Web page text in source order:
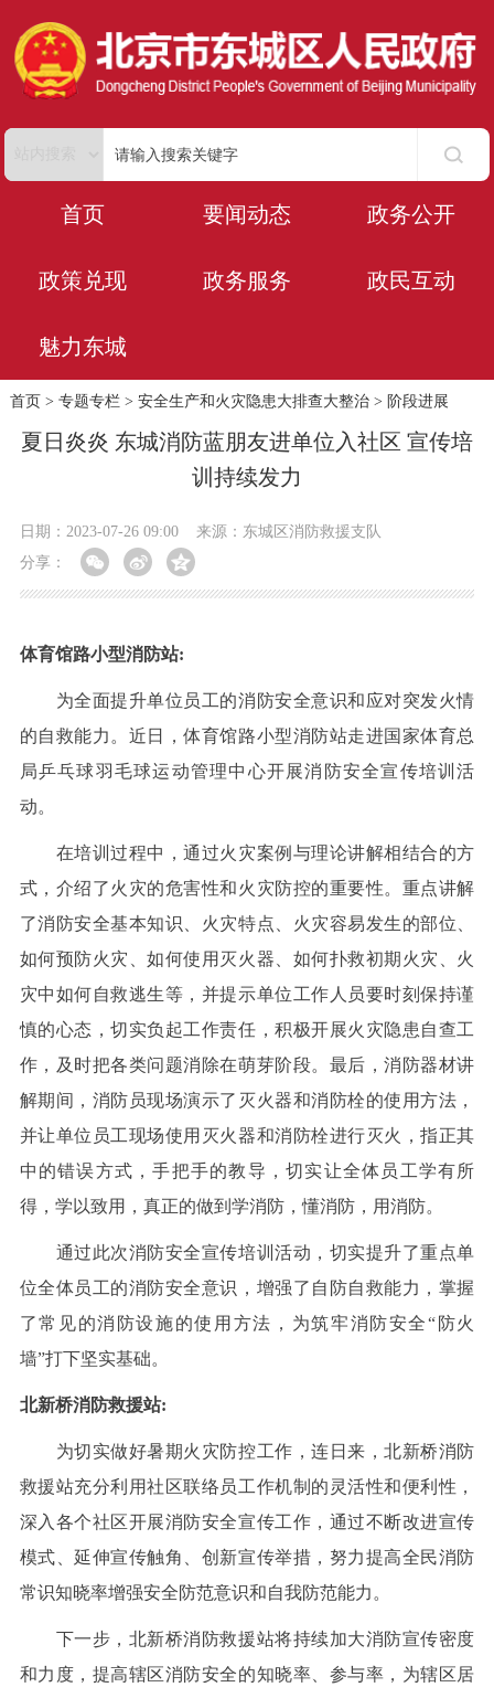
首页 要闻动态 政务公开
政策兑现 政务服务 政民互动
魅力东城
首页 > 专题专栏> 安全生产和火灾隐患大排查大整治> 阶段进展
夏日炎炎 东城消防蓝朋友进单位入社区 宣传培
训持续发力
日期：2023-07-26 09:00
来源：东城区消防救援支队
分享：
体育馆路小型消防站:
为全面提升单位员工的消防安全意识和应对突发火情
的自救能力。近日，体育馆路小型消防站走进国家体育总
局乒乓球羽毛球运动管理中心开展消防安全宣传培训活
动。
在培训过程中，通过火灾案例与理论讲解相结合的方
式，介绍了火灾的危害性和火灾防控的重要性。重点讲解
了消防安全基本知识、火灾特点、火灾容易发生的部位、
如何预防火灾、如何使用灭火器、如何扑救初期火灾、火
灾中如何自救逃生等，并提示单位工作人员要时刻保持谨
慎的心态，切实负起工作责任，积极开展火灾隐患自查工
作，及时把各类问题消除在萌芽阶段。最后，消防器材讲
解期间，消防员现场演示了灭火器和消防栓的使用方法，
并让单位员工现场使用灭火器和消防栓进行灭火，指正其
中的错误方式，手把手的教导，切实让全体员工学有所
得，学以致用，真正的做到学消防，懂消防，用消防。
通过此次消防安全宣传培训活动，切实提升了重点单
位全体员工的消防安全意识，增强了自防自救能力，掌握
了常见的消防设施的使用方法，为筑牢消防安全“防火
墙”打下坚实基础。
北新桥消防救援站:
为切实做好暑期火灾防控工作，连日来，北新桥消防
救援站充分利用社区联络员工作机制的灵活性和便利性，
深入各个社区开展消防安全宣传工作，通过不断改进宣传
模式、延伸宣传触角、创新宣传举措，努力提高全民消防
常识知晓率增强安全防范意识和自我防范能力。
下一步，北新桥消防救援站将持续加大消防宣传密度
和力度，提高辖区消防安全的知晓率、参与率，为辖区居